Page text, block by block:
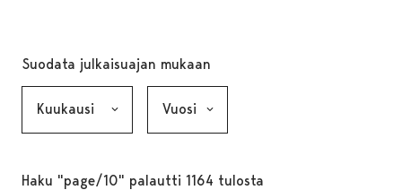
Suodata julkaisuajan mukaan
Haku "page/10" palautti 1164 tulosta